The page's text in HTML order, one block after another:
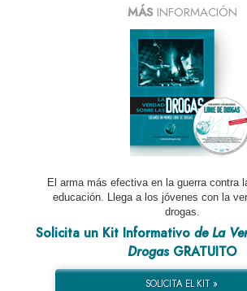
MÁSINFORMACIÓN
El arma más efectiva en la guerra contra
educación. Llega a los jóvenes con la
drogas.
Solicita un Kit Informativo de La
DrogasGRATUITO
SOLICITA EL KIT »